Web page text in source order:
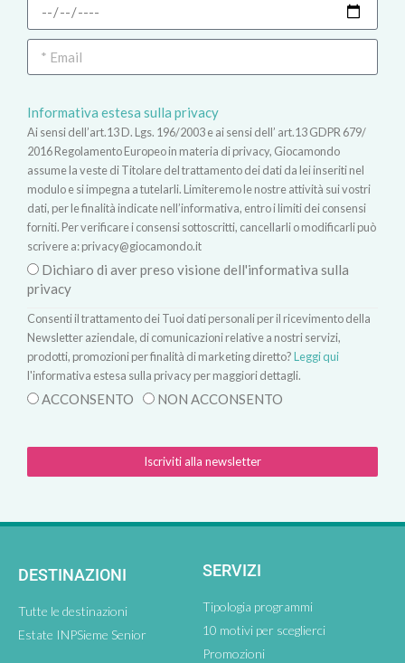
Informativa estesa sulla privacy
Ai sensi dell’art.13 D. Lgs. 196/2003 e ai sensi dell’ art.13 GDPR 679/
2016 Regolamento Europeo in materia di privacy, Giocamondo
assume la veste di Titolare del trattamento dei dati da lei inseriti nel
modulo e si impegna a tutelarli. Limiteremo le nostre attività sui vostri
dati, per le finalità indicate nell’informativa, entro i limiti dei consensi
forniti. Per verificare i consensi sottoscritti, cancellarli o modificarli può
scrivere a:privacy@giocamondo.it
Dichiaro di aver preso visione dell'informativa sulla
privacy
Consenti il trattamento dei Tuoi dati personali per il ricevimento della
Newsletter aziendale, di comunicazioni relative a nostri servizi,
prodotti, promozioni per finalità di marketing diretto?Leggi qui
l'informativa estesa sulla privacy per maggiori dettagli.
ACCONSENTO NON ACCONSENTO
Iscriviti alla newsletter
DESTINAZIONI
Tutte le destinazioni
Estate INPSieme Senior
SERVIZI
Tipologia programmi
10 motivi per sceglierci
Promozioni